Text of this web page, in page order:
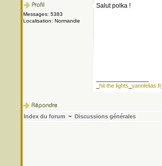
Messages: 5383
Localisation: Normandie
Salut polka !
hit the lights yannlelias.fr
Index du forum ~ Discussions générales